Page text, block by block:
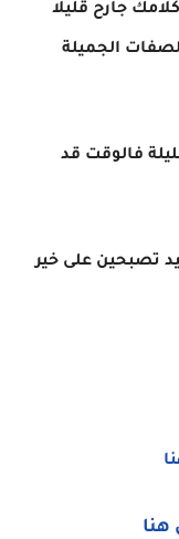
جارح قليلا
الجميلة
فالوقت قد
تصبحين على خير
هنا